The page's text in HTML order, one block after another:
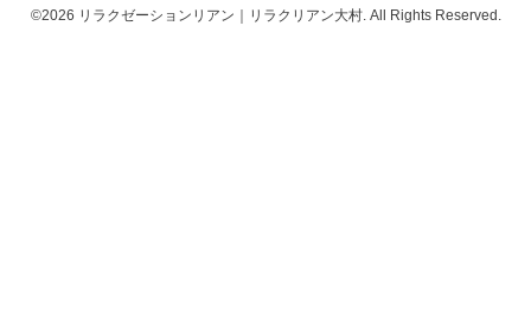
©2026 リラクゼーションリアン｜リラクリアン大村. All Rights Reserved.